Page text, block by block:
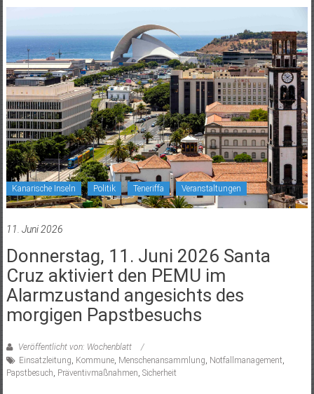
Kanarische Inseln Politik Teneriffa Veranstaltungen
11. Juni 2026
Donnerstag, 11. Juni 2026 Santa
Cruz aktiviert den PEMU im
Alarmzustand angesichts des
morgigen Papstbesuchs
Veröffentlicht von: Wochenblatt
Einsatzleitung Kommune, Menschenansammlung Notfallmanagement
Papstbesuch Präventivmaßnahmen Sicherheit